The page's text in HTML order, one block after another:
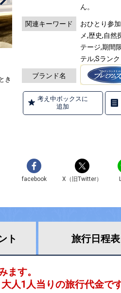
き
ん。
関連キーワード
おひとり参
メ,歴史,自然
テージ,期間
テル,Sランク
ブランド名
考え中ボックスに
追加
facebook X（旧Twitter）
ト 旅行日程表
ます。
人1人当りの旅行代金です